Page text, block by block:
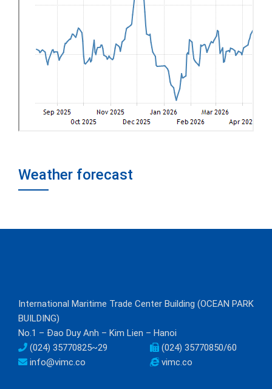
Weather forecast
International Maritime Trade Center Building (OCEAN PARK
BUILDING)
No.1 – Đao Duy Anh – Kim Lien – Hanoi
(024) 35770825~29
(024) 35770850/60
info@vimc.co
vimc.co